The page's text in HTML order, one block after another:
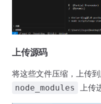
上传源码
将这些文件压缩，上传
node_modules 上传